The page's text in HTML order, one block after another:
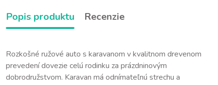
Popis produktu Recenzie
Rozkošné ružové auto s karavanom v kvalitnom drevenom
prevedení dovezie celú rodinku za prázdninovým
dobrodružstvom. Karavan má odnímateľnú strechu a